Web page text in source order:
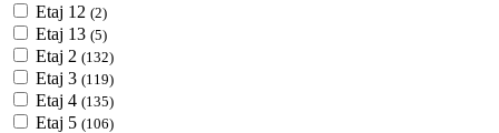
Etaj 12 (2)
Etaj 13 (5)
Etaj 2 (132)
Etaj 3 (119)
Etaj 4 (135)
Etaj 5 (106)